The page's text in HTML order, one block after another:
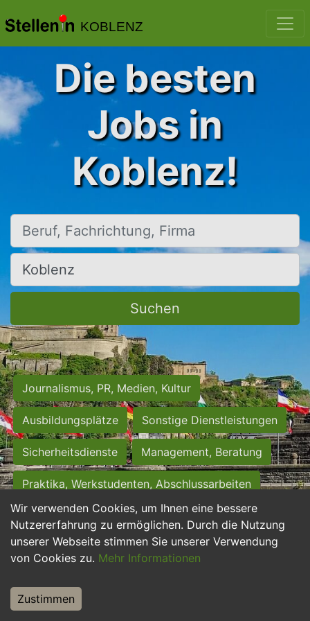
KOBLENZ
Wir verwenden Cookies, um Ihnen eine bessere
Nutzererfahrung zu ermöglichen. Durch die Nutzung
unserer Webseite stimmen Sie unserer Verwendung
von Cookies zu. Mehr Informationen
Zustimmen
Die besten
Jobs in
Koblenz!
Beruf, Fachrichtung, Firma
Ort, Stadt
Suchen
Journalismus, PR, Medien, Kultur
Ausbildungsplätze Sonstige Dienstleistungen
Sicherheitsdienste Management, Beratung
Praktika, Werkstudenten, Abschlussarbeiten
Personalwesen Assistenz, Sekretariat
Hilfskräfte, Aushilfs- und Nebenjobs
Weiterbildung, Studium, duale Ausbildung